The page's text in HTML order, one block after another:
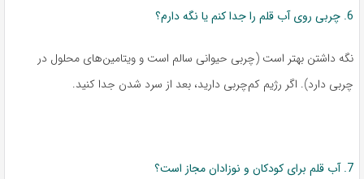
6. چربی روی آب قلم را جدا کنم یا نگه دارم؟
نگه داشتن بهتر است (چربی حیوانی سالم است و ویتامین‌های محلول در
چربی دارد). اگر رژیم کم‌چربی دارید، بعد از سرد شدن جدا کنید.
7. آب قلم برای کودکان و نوزادان مجاز است؟